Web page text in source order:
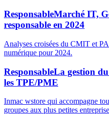
ResponsableMarché IT,
responsable en 2024
Analyses croisées du CMIT et
numérique pour 2024.
ResponsableLa gestion
les TPE/PME
Inmac wstore qui accompagne
groupes aux plus petites